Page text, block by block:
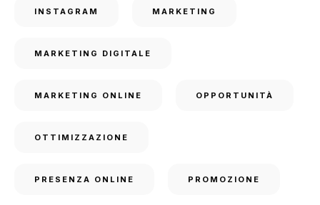
INSTAGRAM MARKETING
MARKETING DIGITALE
MARKETING ONLINE OPPORTUNITÀ
OTTIMIZZAZIONE
PRESENZA ONLINE PROMOZIONE